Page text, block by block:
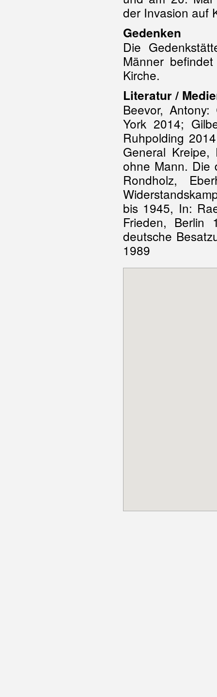
der Invasion auf
Gedenken
Die
Männer
Kirche.
Literatur /
Beevor,
York 2014;
Ruhpolding
General Kreipe,
ohne Mann. Die
Rondholz,
bis 1945, In:
Frieden, Berlin
deutsche
1989